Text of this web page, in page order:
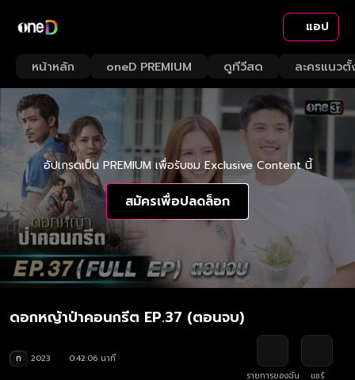
แอป
หน้าหลัก oneD PREMIUM ดูทีวีสด ละครแนวตั้
อัปเกรดเป็น PREMIUM เพื่อรับชม Exclusive Content นี้
สมัครเพื่อปลดล็อก
ดอกหญ้าป่าคอนกรีต EP.37 (ตอนจบ)
ท 2023
0:42:06 นาที
รายการของฉัน
แชร์